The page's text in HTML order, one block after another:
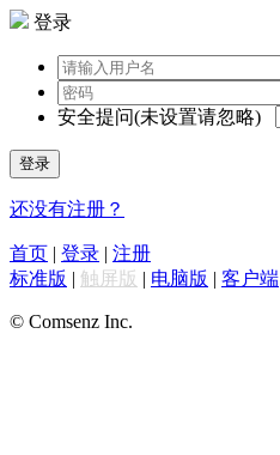
登录
安全提问(未设置请忽略)
登录
还没有注册？
首页 | 登录 | 注册
标准版 | 触屏版 | 电脑版 | 客户端
© Comsenz Inc.